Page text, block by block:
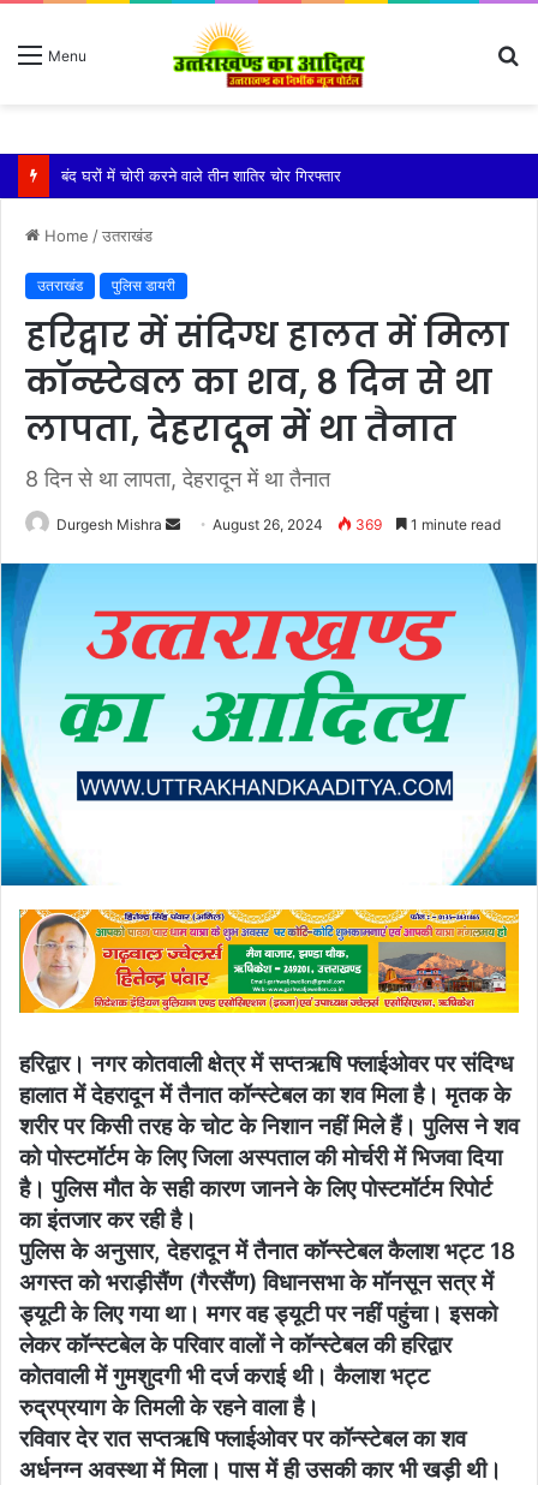
Menu
बारिश ने बढ़ाई दहशत, दरकने लगी जमीन, 10 परिवारों ने छोड़े घर
Home /उतराखंड
उतराखंड पुलिस डायरी
हरिद्वार में संदिग्ध हालत में मिला
कॉन्स्टेबल का शव, 8 दिन से था
लापता, देहरादून में था तैनात
8 दिन से था लापता, देहरादून में था तैनात
Durgesh Mishra
Send August 26, 2024 369 1 minute read
हरिद्वार। नगर कोतवाली क्षेत्र में सप्तऋषि फ्लाईओवर पर संदिग्ध
हालात में देहरादून में तैनात कॉन्स्टेबल का शव मिला है। मृतक के
शरीर पर किसी तरह के चोट के निशान नहीं मिले हैं। पुलिस ने शव
को पोस्टमॉर्टम के लिए जिला अस्पताल की मोर्चरी में भिजवा दिया
है। पुलिस मौत के सही कारण जानने के लिए पोस्टमॉर्टम रिपोर्ट
का इंतजार कर रही है।
पुलिस के अनुसार, देहरादून में तैनात कॉन्स्टेबल कैलाश भट्ट 18
अगस्त को भराड़ीसैंण (गैरसैंण) विधानसभा के मॉनसून सत्र में
ड्यूटी के लिए गया था। मगर वह ड्यूटी पर नहीं पहुंचा। इसको
लेकर कॉन्स्टबेल के परिवार वालों ने कॉन्स्टेबल की हरिद्वार
कोतवाली में गुमशुदगी भी दर्ज कराई थी। कैलाश भट्ट
रुद्रप्रयाग के तिमली के रहने वाला है।
रविवार देर रात सप्तऋषि फ्लाईओवर पर कॉन्स्टेबल का शव
अर्धनग्न अवस्था में मिला। पास में ही उसकी कार भी खड़ी थी।